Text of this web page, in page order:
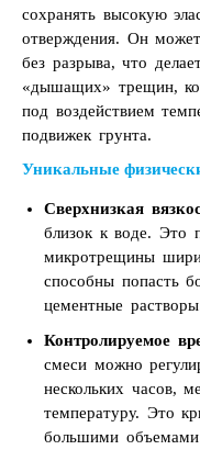
сохранять высокую
отверждения. Он
без разрыва, что
«дышащих» трещин,
под воздействием
подвижек грунта.
Уникальные
Сверхнизкая
близок к воде. Это
микротрещины
способны попасть
цементные
Контролируемое
смеси можно
нескольких часов,
температуру. Это
большими объемами